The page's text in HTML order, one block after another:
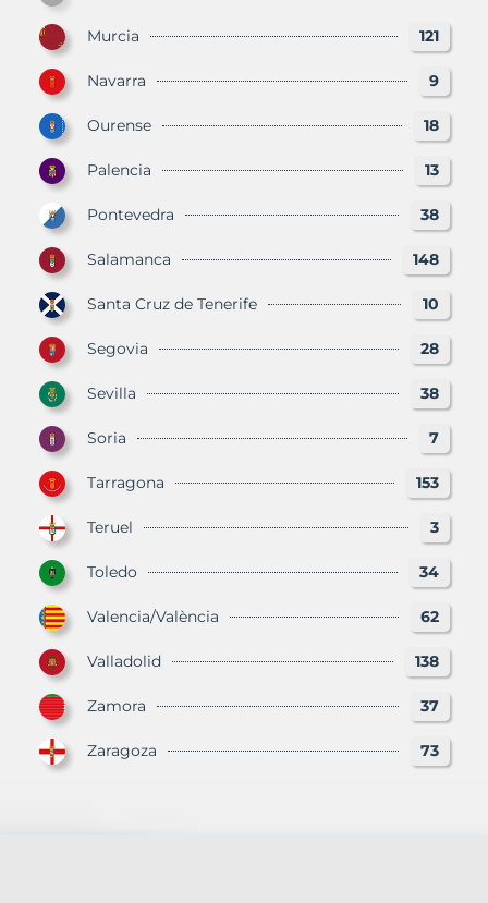
Murcia 121
Navarra 9
Ourense 18
Palencia 13
Pontevedra 38
Salamanca 148
Santa Cruz de Tenerife 10
Segovia 28
Sevilla 38
Soria 7
Tarragona 153
Teruel 3
Toledo 34
Valencia/València 62
Valladolid 138
Zamora 37
Zaragoza 73